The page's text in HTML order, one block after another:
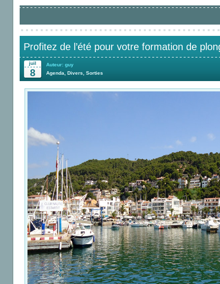
Profitez de l’été pour votre formation de
juil
8
Auteur: guy
Agenda
Divers Sorties